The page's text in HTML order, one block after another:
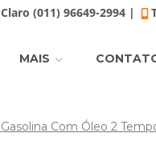
Claro (011) 96649-2994 |
MAIS
Com Óleo 2